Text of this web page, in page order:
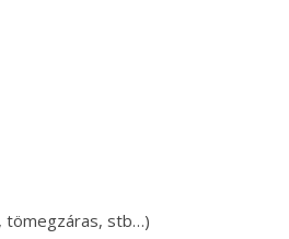
tömegzáras, stb…)